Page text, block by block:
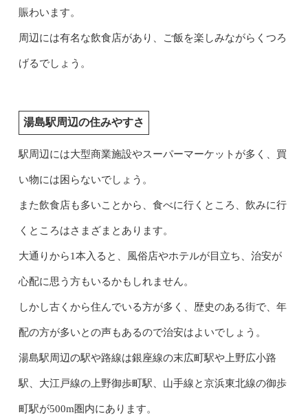
賑わいます。
周辺には有名な飲食店があり、ご飯を楽しみながらくつろ
げるでしょう。
湯島駅周辺の住みやすさ
駅周辺には大型商業施設やスーパーマーケットが多く、買
い物には困らないでしょう。
また飲食店も多いことから、食べに行くところ、飲みに行
くところはさまざまとあります。
大通りから1本入ると、風俗店やホテルが目立ち、治安が
心配に思う方もいるかもしれません。
しかし古くから住んでいる方が多く、歴史のある街で、年
配の方が多いとの声もあるので治安はよいでしょう。
湯島駅周辺の駅や路線は銀座線の末広町駅や上野広小路
駅、大江戸線の上野御歩町駅、山手線と京浜東北線の御歩
町駅が500m圏内にあります。